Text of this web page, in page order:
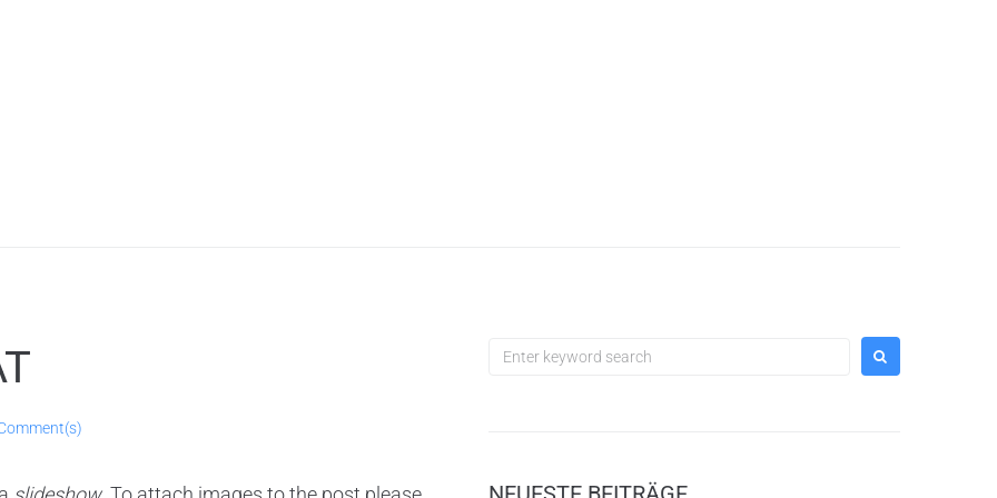
Search